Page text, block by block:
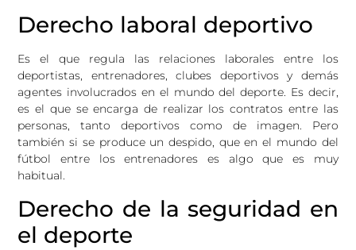
Derecho laboral deportivo
Es el que regula las relaciones laborales entre los
deportistas, entrenadores, clubes deportivos y demás
agentes involucrados en el mundo del deporte. Es decir,
es el que se encarga de realizar los contratos entre las
personas, tanto deportivos como de imagen. Pero
también si se produce un despido, que en el mundo del
fútbol entre los entrenadores es algo que es muy
habitual.
Derecho de la seguridad en
el deporte